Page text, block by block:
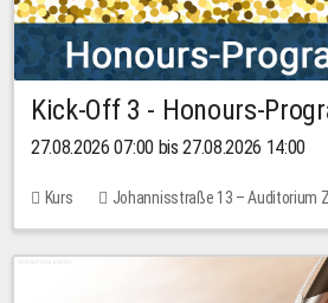
Kick-Off 3 - Honours-
27.08.2026 07:00 bis 27.08.2026 14:00
Kurs
Johannisstraße 13 – Auditorium
11 Plätze